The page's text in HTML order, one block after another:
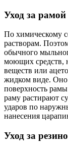
Уход за
По химическому
растворам.
обычного
моющих средств,
веществ или
жидком виде. Оно
поверхность
раму растирают
ударов по
нанесения
Уход за